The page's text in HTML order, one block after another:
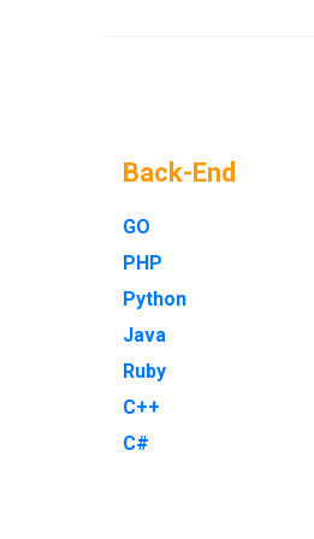
Back-End
GO
PHP
Python
Java
Ruby
C++
C#